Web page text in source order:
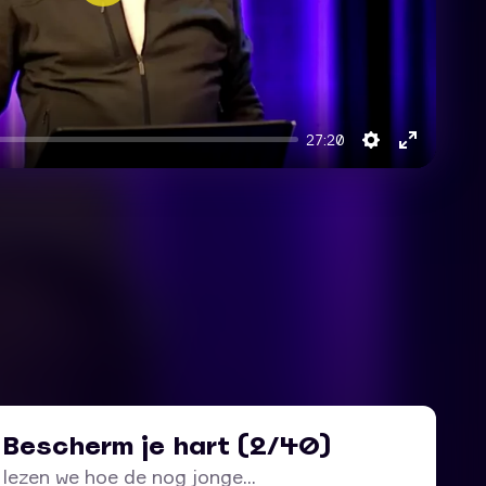
27:20
Settings
Enter
Play
Bescherm je hart (2/40)
we hoe de nog jonge...